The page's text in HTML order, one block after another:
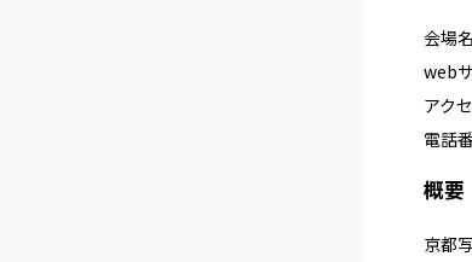
会場
web
アク
電話
概要
京都